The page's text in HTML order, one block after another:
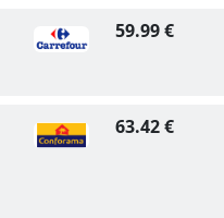
59.99 €
63.42 €